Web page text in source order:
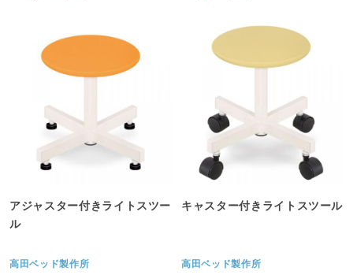
アジャスター付きライトスツー
ル
高田ベッド製作所
キャスター付きライトスツール
高田ベッド製作所